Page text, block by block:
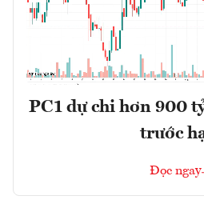
PC1 dự chi hơn 900
trước
Đọc ngay